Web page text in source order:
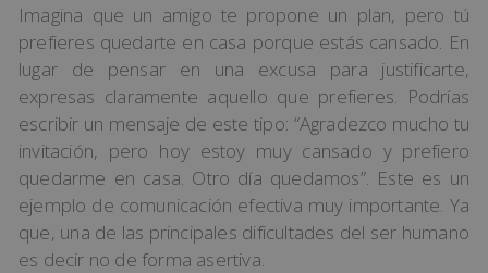
Imagina que un amigo te propone un plan, pero tú
prefieres quedarte en casa porque estás cansado. En
lugar de pensar en una excusa para justificarte,
expresas claramente aquello que prefieres. Podrías
escribir un mensaje de este tipo: “Agradezco mucho tu
invitación, pero hoy estoy muy cansado y prefiero
quedarme en casa. Otro día quedamos”. Este es un
ejemplo de comunicación efectiva muy importante. Ya
que, una de las principales dificultades del ser humano
es decir no de forma asertiva.